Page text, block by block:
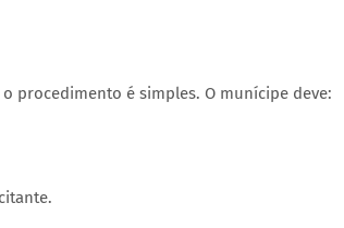
procedimento é simples. O munícipe deve: